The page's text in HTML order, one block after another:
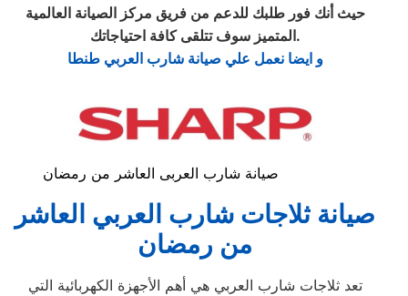
حيث أنك فور طلبك للدعم من فريق مركز الصيانة العالمية
المتميز سوف تتلقى كافة احتياجاتك.
و ايضا نعمل علي صيانة شارب العربي طنطا
صيانة شارب العربى العاشر من رمضان
صيانة ثلاجات شارب العربي العاشر
من رمضان
تعد ثلاجات شارب العربي هي أهم الأجهزة الكهربائية التي